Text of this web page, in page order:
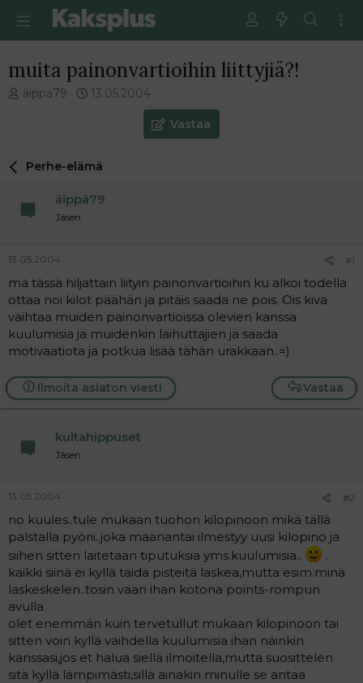
muita painonvartioihin liittyjiä?!
V
e
t
n
a
l
o
i
t
t
j
a
äippä79
E
m
i
i
s
t
i
13.05.2004
Vastaa
Perhe-elämä
äippä79
Jäsen
13.05.2004 #1
mä tässä hiljattain liityin painonvartioihin ku alkoi todella
ottaa noi kilot päähän ja pitäis saada ne pois. Ois kiva
vaihtaa muiden painonvartioissa olevien kanssa
kuulumisia ja muidenkin laihuttajien ja saada
motivaatiota ja potkua lisää tähän urakkaan..=)
Vastaa
Ilmoita asiaton viesti
kultahippuset
Jäsen
13.05.2004 #2
no kuules..tule mukaan tuohon kilopinoon mikä tällä
palstalla pyörii..joka maanantai ilmestyy uusi kilopino ja
siihen sitten laitetaan tiputuksia yms.kuulumisia..
.
kaikki siinä ei kyllä taida pisteitä laskea,mutta esim.minä
laskeskelen..tosin vaan ihan kotona points-rompun
avulla.
olet enemmän kuin tervetullut mukaan kilopinoon tai
sitten voin kyllä vaihdella kuulumisia ihan näinkin
kanssasi,jos et halua siellä ilmoitella,mutta suosittelen
sitä kyllä lämpimästi,sillä ainakin minulle se antaa